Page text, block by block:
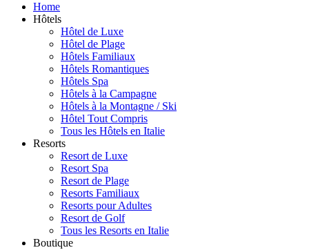
Home
Hôtels
Hôtel de Luxe
Hôtel de Plage
Hôtels Familiaux
Hôtels Romantiques
Hôtels Spa
Hôtels à la Campagne
Hôtels à la Montagne / Ski
Hôtel Tout Compris
Tous les Hôtels en Italie
Resorts
Resort de Luxe
Resort Spa
Resort de Plage
Resorts Familiaux
Resorts pour Adultes
Resort de Golf
Tous les Resorts en Italie
Boutique